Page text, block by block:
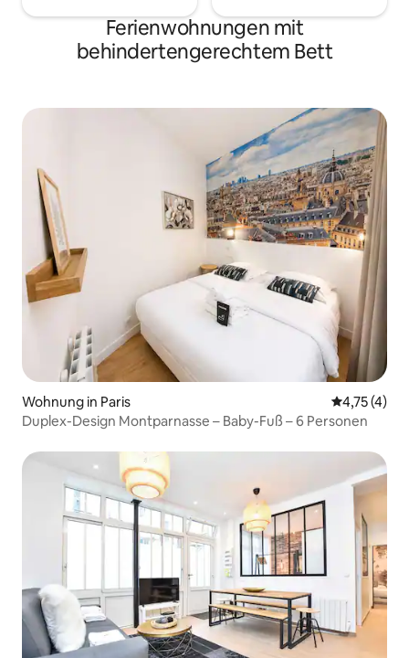
Ferienwohnungen mit
behindertengerechtem Bett
Wohnung in Paris
4,75 (4)
Duplex-Design Montparnasse – Baby-Fuß – 6 Personen